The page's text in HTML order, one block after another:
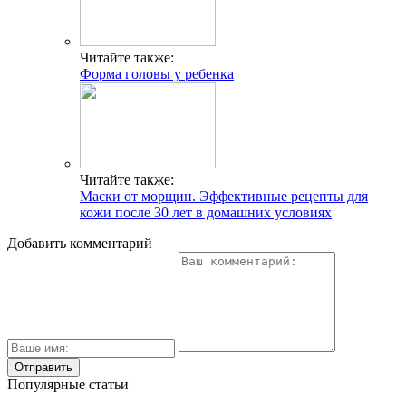
Читайте также:
Форма головы у ребенка
Читайте также:
Маски от морщин. Эффективные рецепты для
кожи после 30 лет в домашних условиях
Добавить комментарий
Популярные статьи